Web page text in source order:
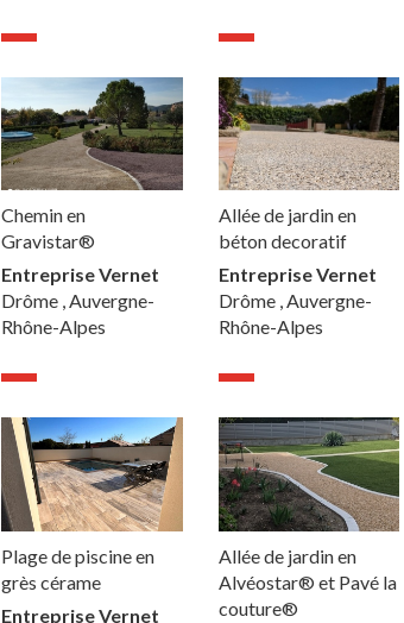
Chemin en
Gravistar®
Entreprise Vernet
Drôme , Auvergne-
Rhône-Alpes
Allée de jardin en
béton decoratif
Entreprise Vernet
Drôme , Auvergne-
Rhône-Alpes
Plage de piscine en
grès cérame
Entreprise Vernet
Allée de jardin en
Alvéostar® et Pavé la
couture®